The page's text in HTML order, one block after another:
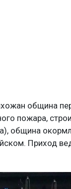
община
пожара,
община
Приход